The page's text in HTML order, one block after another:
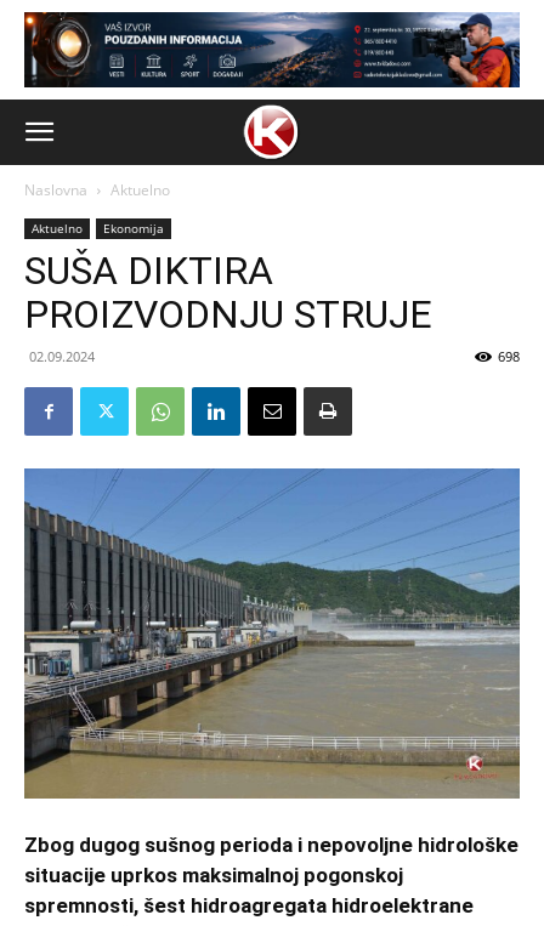
Naslovna Aktuelno
Aktuelno Ekonomija
SUŠA DIKTIRA
PROIZVODNJU STRUJE
02.09.2024 698
Zbog dugog sušnog perioda i nepovoljne hidrološke
situacije uprkos maksimalnoj pogonskoj
spremnosti, šest hidroagregata hidroelektrane